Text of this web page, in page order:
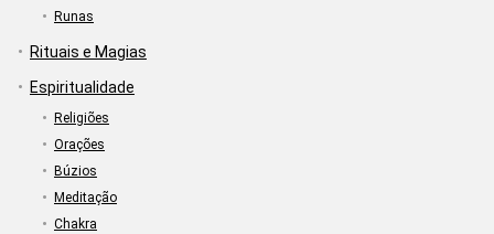
Runas
Rituais e Magias
Espiritualidade
Religiões
Orações
Búzios
Meditação
Chakra